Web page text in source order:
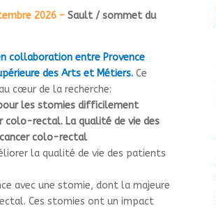
2026 – Sault / sommet du
collaboration entre Provence
des Arts et Métiers. Ce
cœur de la recherche:
les stomies difficilement
colo-rectal. La qualité de vie des
cancer colo-rectal
la qualité de vie des patients
avec une stomie, dont la majeure
Ces stomies ont un impact